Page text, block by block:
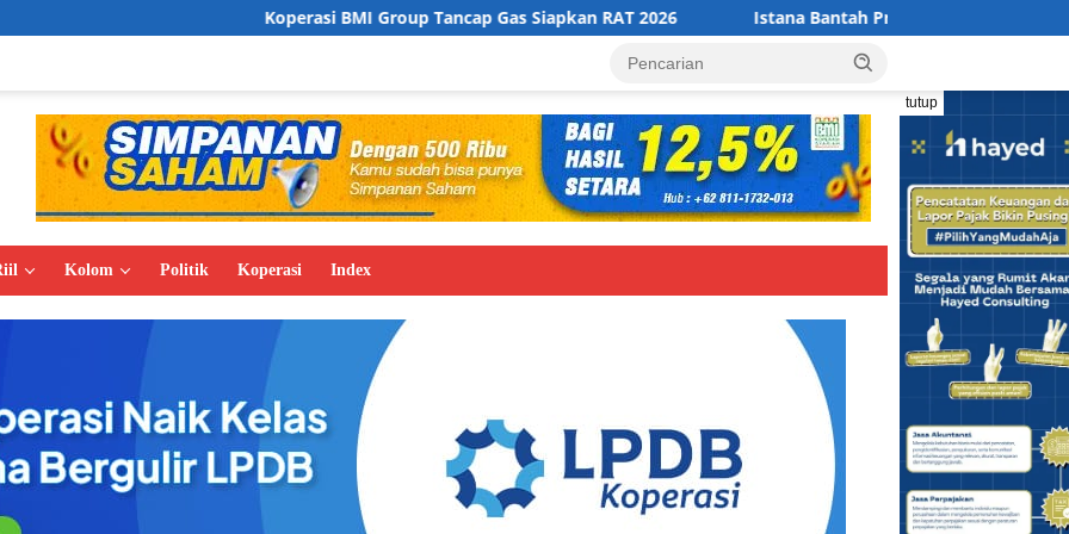
Koperasi BMI Group Tancap Gas Siapkan RAT 2026 Istana Bantah Presiden Prabowo Segera Merombak
tutup
Kolom Politik Koperasi Index